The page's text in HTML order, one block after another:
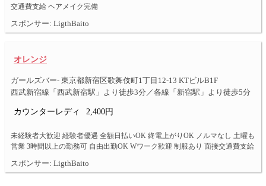
交通費支給 ヘアメイク完備
スポンサー: LigthBaito
オレンジ
ガールズバー- 東京都新宿区歌舞伎町1丁目12-13 KTビルB1F
西武新宿線「西武新宿駅」より徒歩3分／各線「新宿駅」より徒歩5分
カウンターレディ 2,400円
未経験者大歓迎 経験者優遇 全額日払いOK 終電上がりOK ノルマなし 土曜も
営業 3時間以上の勤務可 自由出勤OK Wワーク歓迎 制服あり 面接交通費支給
スポンサー: LigthBaito